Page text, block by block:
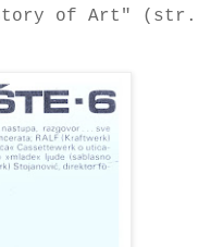
Story of Art" (str.